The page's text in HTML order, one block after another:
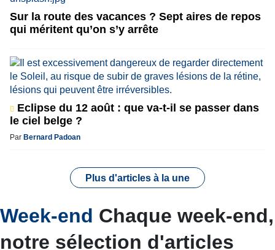
Sur la route des vacances ? Sept aires de repos
qui méritent qu’on s’y arrête
Eclipse du 12 août : que va-t-il se passer dans
le ciel belge ?
Par Bernard Padoan
Plus d'articles à la une
Week-end Chaque week-end,
notre sélection d'articles